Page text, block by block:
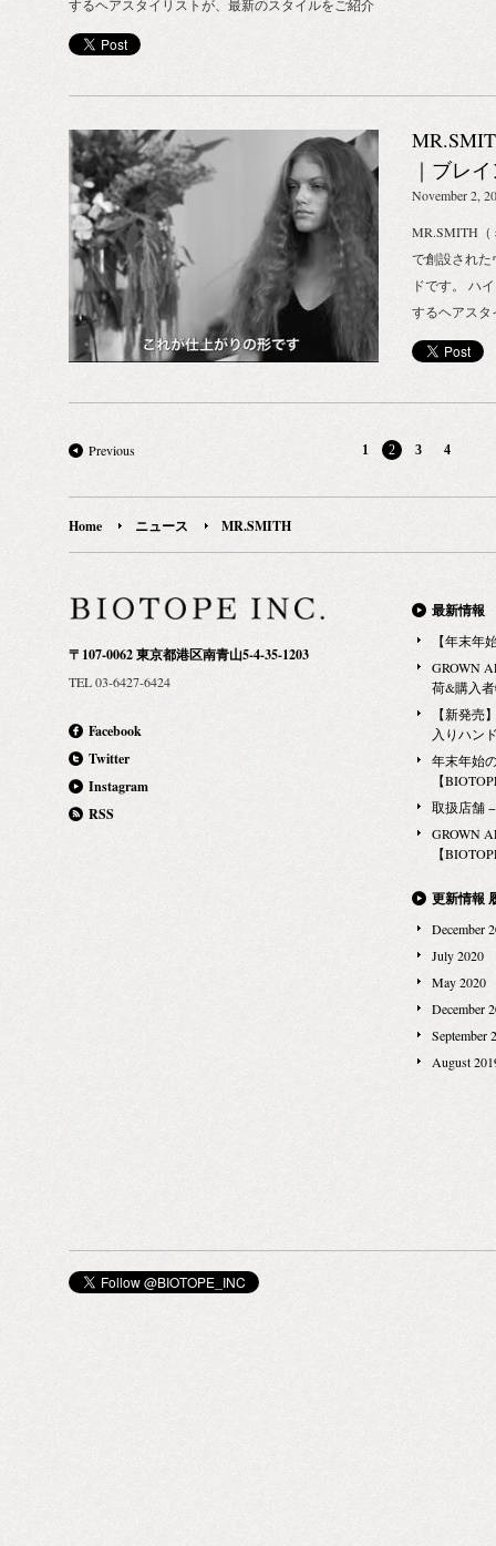
ースと甘さ
りと落ち着い
ツ） オーガ
オイル配合
が気になる箇
けます。 甘
来だから自然
チョコレー
WHILE
ルケアセット
ハーブ由来
安全な植物
が心地よく、
MR.SMITH（
クス｜ソフ
然なツヤや
クス。 べた
をもたらし
ィアムヘア
つけるのに
ス、オーガ
の毛で悩ん
ガーメント
ース、シュ
イン・クロ
ケアの基本
たキット。
エッシャン
ったりなも
が欲しいな
い頂けるブ
添えて。 素
ること」と
のこと、卵、
ンなども一
は、それを生
まれたベジタ
の根底にあ
えの根底が
して、ヴィ
ん。 例えば
物実験を行な
スタイルに
験をしておら
ィーガンコ
タースミス
ると、人種
見渡してみ
ライフスタ
り沢山の方
ガン処方の
ド創設者で
とも評される
オーナー兼
ッションシ
テージでヘ
くのセレブ
スのヘアス
キャリアを
ツールであり
うです。 ヴ
を掛け合わ
る、そして
イルをやわ
サウンド：
するヘアスタイリストが、最新のスタイルをご紹介
するヘアアレンジムービー。第六弾は、海辺で髪を
掻き上げたようなアレンジ のご紹介です。 ナチュ
ラル ビーチ ルック（海辺で髪を掻き上げたような
アレンジ）のための使用アイテム： MR. SMITH フ
ァウンデーション 少し濡れた髪に使用することで、
海からあがった時のような、ウェットな質感と束感
を作り出します。 量を調節することで、ウェットな
部分とドライな部分の髪の質感の変化を簡単に出す
ことができます。 スタイリスト：ルーシー・カルド
ーサ モデル：リンジー メイクアップ：メロニー・
サントス フィルム：アンディ・ハットン サウン
ド：ティム・シエル MR.SMITH（ミスタースミス）
公式ページ：http://biotope-inc.com/mr-smith
｜ブレ
ウェー
November 2,
MR.SMITH（
で創設された
ドです。 ハ
するヘアスタ
するヘアア
つくる ウェ
ンデッド テ
MR. SMITH
ットする為に
スプレー 仕
まま、自然
SMITH セラ
す。 スタイ
フィルム：
シエル
http://biotope-
Previous 1 2 3 4
Home ニュース MR.SMITH
〒107-0062 東京都港区南青山5-4-35-1203
TEL 03-6427-6424
Facebook
Twitter
Instagram
RSS
最新情報
【年末年
GROWN
荷&購入
【新発売
入りハン
年末年始
【
取扱店舗
GROWN
【
更新情報
December
July 2020
May 2020
December
September
August